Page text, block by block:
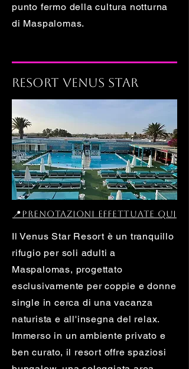
punto fermo della cultura notturna
di Maspalomas.
Resort Venus Star
📍Prenotazioni effettuate qui
Il Venus Star Resort è un tranquillo
rifugio per soli adulti a
Maspalomas, progettato
esclusivamente per coppie e donne
single in cerca di una vacanza
naturista e all'insegna del relax.
Immerso in un ambiente privato e
ben curato, il resort offre spaziosi